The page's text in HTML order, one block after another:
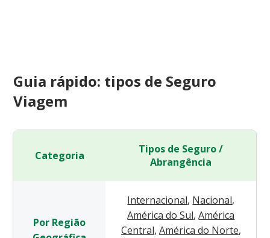
Guia rápido: tipos de Seguro
Viagem
Categoria
Tipos de Seguro /
Abrangência
Por Região
Internacional, Nacional,
América do Sul, América
Central, América do Norte,